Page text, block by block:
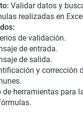
Validar datos y
realizadas en
de validación.
de entrada.
de salida.
y corrección
de herramientas para